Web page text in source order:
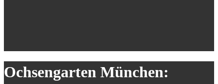
Ochsengarten München: